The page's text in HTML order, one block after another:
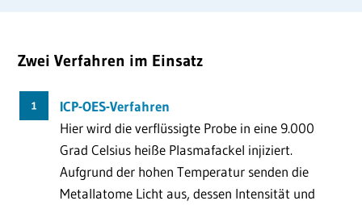
Zwei Verfahren im Einsatz
ICP-OES-Verfahren
Hier wird die verflüssigte Probe in eine 9.000
Grad Celsius heiße Plasmafackel injiziert.
Aufgrund der hohen Temperatur senden die
Metallatome Licht aus, dessen Intensität und